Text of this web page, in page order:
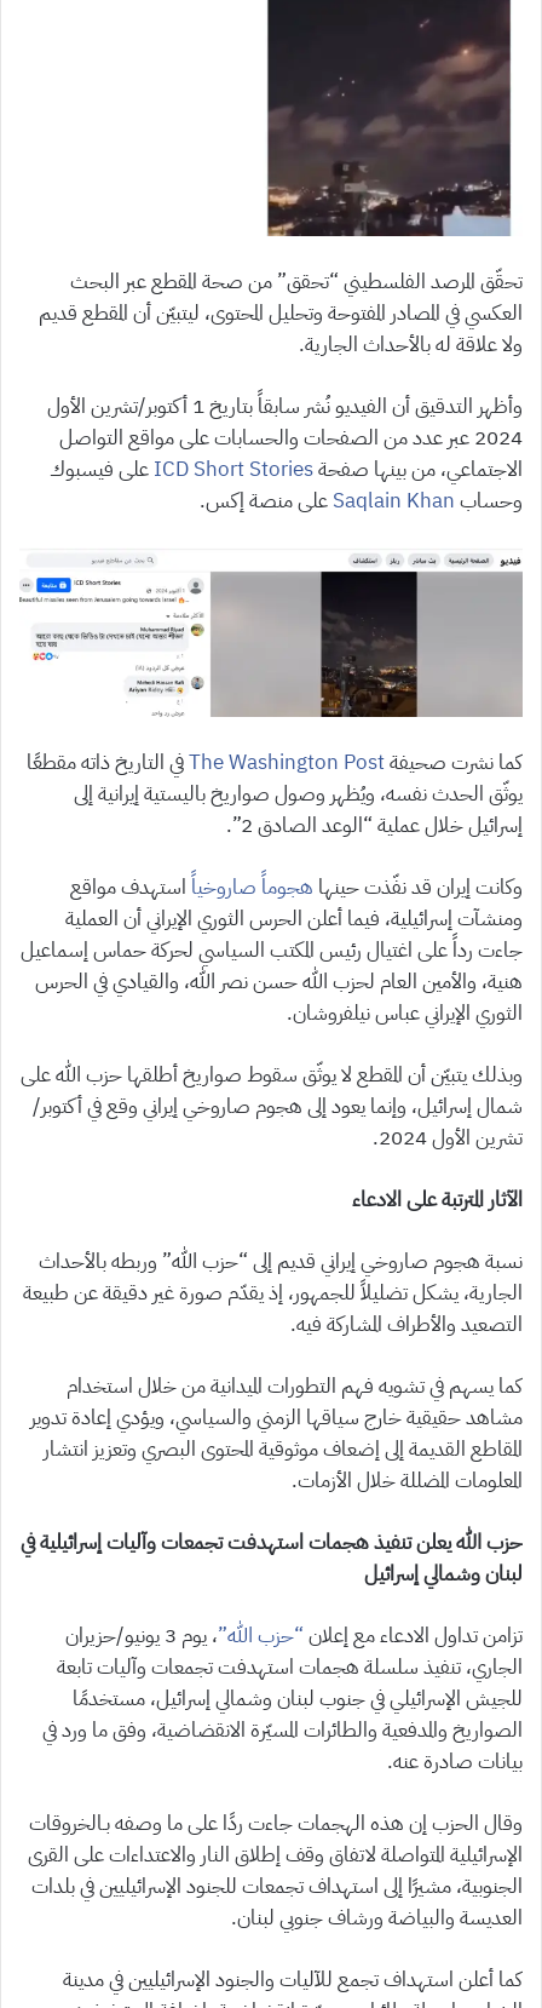
تحقّق المرصد الفلسطيني “تحقق” من صحة المقطع عبر البحث
العكسي في المصادر المفتوحة وتحليل المحتوى، ليتبيّن أن المقطع قديم
ولا علاقة له بالأحداث الجارية.
وأظهر التدقيق أن الفيديو نُشر سابقاً بتاريخ 1 أكتوبر/تشرين الأول
2024 عبر عدد من الصفحات والحسابات على مواقع التواصل
الاجتماعي، من بينها صفحةICD Short Stories على فيسبوك
وحساب Saqlain Khan على منصة إكس.
كما نشرت صحيفةThe Washington Postفي التاريخ ذاته مقطعًا
يوثّق الحدث نفسه، ويُظهر وصول صواريخ باليستية إيرانية إلى
إسرائيل خلال عملية “الوعد الصادق 2”.
وكانت إيران قد نفّذت حينها هجوماً صاروخياً استهدف مواقع
ومنشآت إسرائيلية، فيما أعلن الحرس الثوري الإيراني أن العملية
جاءت رداً على اغتيال رئيس المكتب السياسي لحركة حماس إسماعيل
هنية، والأمين العام لحزب الله حسن نصر الله، والقيادي في الحرس
الثوري الإيراني عباس نيلفروشان.
وبذلك يتبيّن أن المقطع لا يوثّق سقوط صواريخ أطلقها حزب الله على
شمال إسرائيل، وإنما يعود إلى هجوم صاروخي إيراني وقع في أكتوبر/
تشرين الأول 2024.
الآثار المترتبة على الادعاء
نسبة هجوم صاروخي إيراني قديم إلى “حزب الله” وربطه بالأحداث
الجارية، يشكل تضليلاً للجمهور، إذ يقدّم صورة غير دقيقة عن طبيعة
التصعيد والأطراف المشاركة فيه.
كما يسهم في تشويه فهم التطورات الميدانية من خلال استخدام
مشاهد حقيقية خارج سياقها الزمني والسياسي، ويؤدي إعادة تدوير
المقاطع القديمة إلى إضعاف موثوقية المحتوى البصري وتعزيز انتشار
المعلومات المضللة خلال الأزمات.
حزب الله يعلن تنفيذ هجمات استهدفت تجمعات وآليات إسرائيلية في
لبنان وشمالي إسرائيل
تزامن تداول الادعاء مع إعلان “حزب الله”
، يوم 3 يونيو/حزيران
الجاري، تنفيذ سلسلة هجمات استهدفت تجمعات وآليات تابعة
للجيش الإسرائيلي في جنوب لبنان وشمالي إسرائيل، مستخدمًا
الصواريخ والمدفعية والطائرات المسيّرة الانقضاضية، وفق ما ورد في
بيانات صادرة عنه.
وقال الحزب إن هذه الهجمات جاءت ردًا على ما وصفه بـالخروقات
الإسرائيلية المتواصلة لاتفاق وقف إطلاق النار والاعتداءات على القرى
الجنوبية، مشيرًا إلى استهداف تجمعات للجنود الإسرائيليين في بلدات
العديسة والبياضة ورشاف جنوبي لبنان.
كما أعلن استهداف تجمع للآليات والجنود الإسرائيليين في مدينة